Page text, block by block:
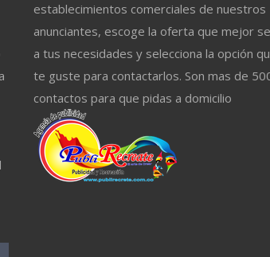
establecimientos comerciales de nuestros
anunciantes, escoge la oferta que mejor
a tus necesidades y selecciona la opción
te guste para contactarlos. Son mas de
contactos para que pidas a domicilio